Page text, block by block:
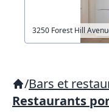
3250 Forest Hill
/Bars et
Restaurants